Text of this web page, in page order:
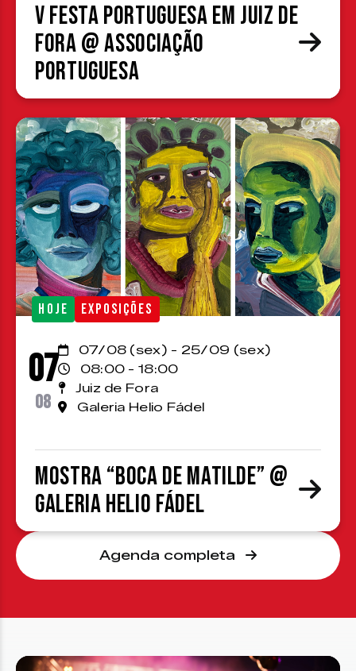
V Festa Portuguesa em Juiz de
Fora @ Associação
Portuguesa
HOJE EXPOSIÇÕES
07
08
07/08 (sex) - 25/09 (sex)
08:00 - 18:00
Juiz de Fora
Galeria Helio Fádel
Mostra “Boca de Matilde” @
Galeria Helio Fádel
Agenda completa